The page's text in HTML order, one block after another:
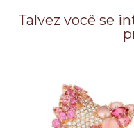
Talvez você se